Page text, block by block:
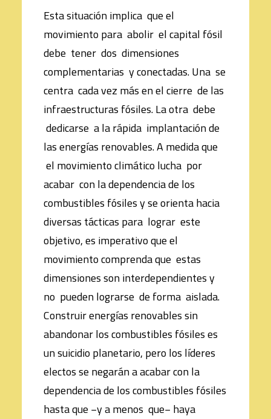
Esta situación implica que el
movimiento para abolir el capital fósil
debe tener dos dimensiones
complementarias y conectadas. Una se
centra cada vez más en el cierre de las
infraestructuras fósiles. La otra debe
dedicarse a la rápida implantación de
las energías renovables. A medida que
el movimiento climático lucha por
acabar con la dependencia de los
combustibles fósiles y se orienta hacia
diversas tácticas para lograr este
objetivo, es imperativo que el
movimiento comprenda que estas
dimensiones son interdependientes y
no pueden lograrse de forma aislada.
Construir energías renovables sin
abandonar los combustibles fósiles es
un suicidio planetario, pero los líderes
electos se negarán a acabar con la
dependencia de los combustibles fósiles
hasta que −y a menos que− haya